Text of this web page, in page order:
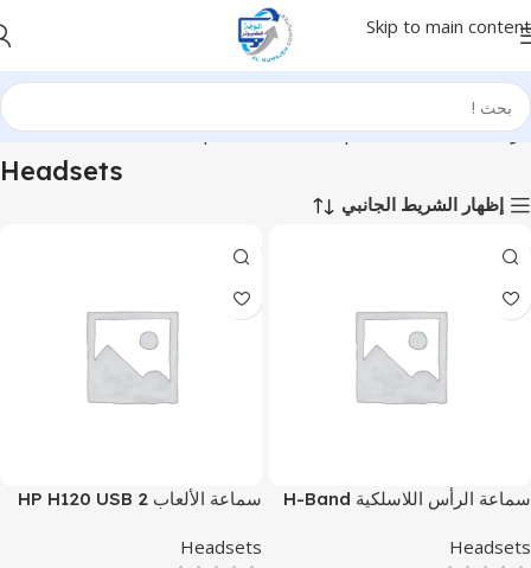
Skip to main content
الرئيسية Computer & Office
Input Devices
Headsets
Headsets
إظهار الشريط الجانبي
سماعة الرأس اللاسلكية H-Band
الاصطناعي
Headsets
سماعة الألعاب HP H120 USB 2
(أسود)
Headsets